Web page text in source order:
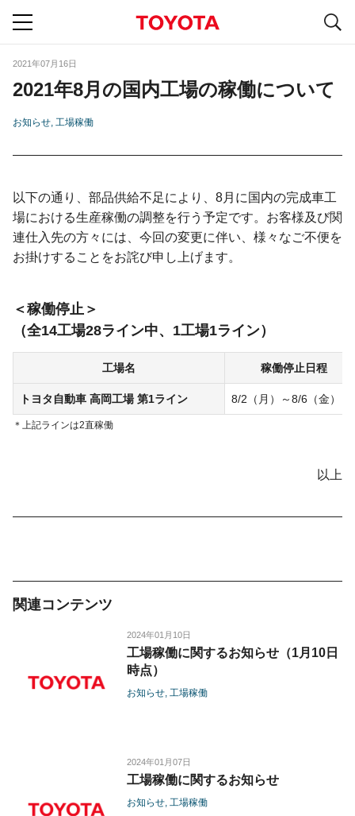
2021年07月16日
2021年8月の国内工場の稼働について
お知らせ 工場稼働
以下の通り、部品供給不足により、8月に国内の完成車工
場における生産稼働の調整を行う予定です。お客様及び関
連仕入先の方々には、今回の変更に伴い、様々なご不便を
お掛けすることをお詫び申し上げます。
稼働停止
（全14工場28ライン中、 1工場1ライン）
工場名 稼働停止日程
トヨタ自動車 高岡工場 第1ライン 8/2（月）～8/6（金）
上記ラインは2直稼働
以上
関連コンテンツ
2024年01月10日
工場稼働に関するお知らせ（1月10日
時点）
お知らせ 工場稼働
2024年01月07日
工場稼働に関するお知らせ
お知らせ 工場稼働